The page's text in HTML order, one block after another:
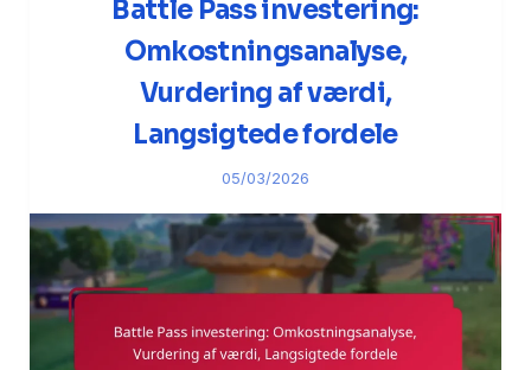
Battle Pass investering:
Omkostningsanalyse,
Vurdering af værdi,
Langsigtede fordele
05/03/2026